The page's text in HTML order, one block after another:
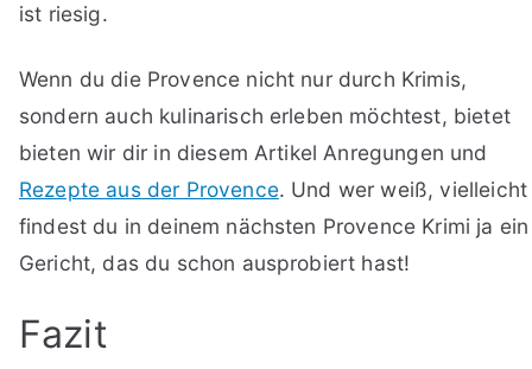
ist riesig.
Wenn du die Provence nicht nur durch Krimis,
sondern auch kulinarisch erleben möchtest, bietet
bieten wir dir in diesem Artikel Anregungen und
Rezepte aus der Provence. Und wer weiß, vielleicht
findest du in deinem nächsten Provence Krimi ja ein
Gericht, das du schon ausprobiert hast!
Fazit